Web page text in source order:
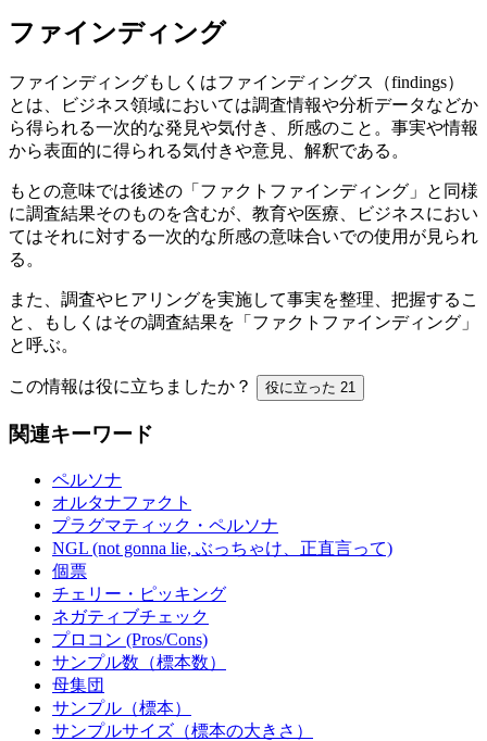
ファインディング
ファインディングもしくはファインディングス（findings）
とは、ビジネス領域においては調査情報や分析データなどか
ら得られる一次的な発見や気付き、所感のこと。事実や情報
から表面的に得られる気付きや意見、解釈である。
もとの意味では後述の「ファクトファインディング」と同様
に調査結果そのものを含むが、教育や医療、ビジネスにおい
てはそれに対する一次的な所感の意味合いでの使用が見られ
る。
また、調査やヒアリングを実施して事実を整理、把握するこ
と、もしくはその調査結果を「ファクトファインディング」
と呼ぶ。
この情報は役に立ちましたか？ 役に立った 21
関連キーワード
ペルソナ
オルタナファクト
プラグマティック・ペルソナ
NGL (not gonna lie, ぶっちゃけ、正直言って)
個票
チェリー・ピッキング
ネガティブチェック
プロコン (Pros/Cons)
サンプル数（標本数）
母集団
サンプル（標本）
サンプルサイズ（標本の大きさ）